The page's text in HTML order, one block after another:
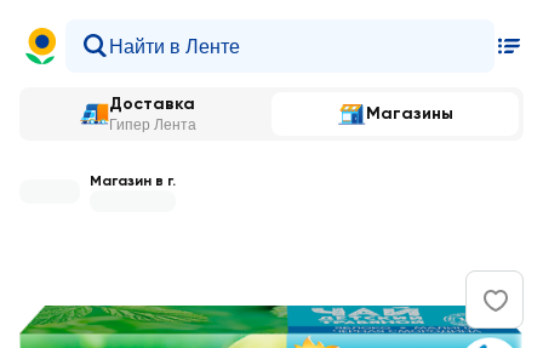
Доставка
Гипер Лента
Магазины
Магазин в г.